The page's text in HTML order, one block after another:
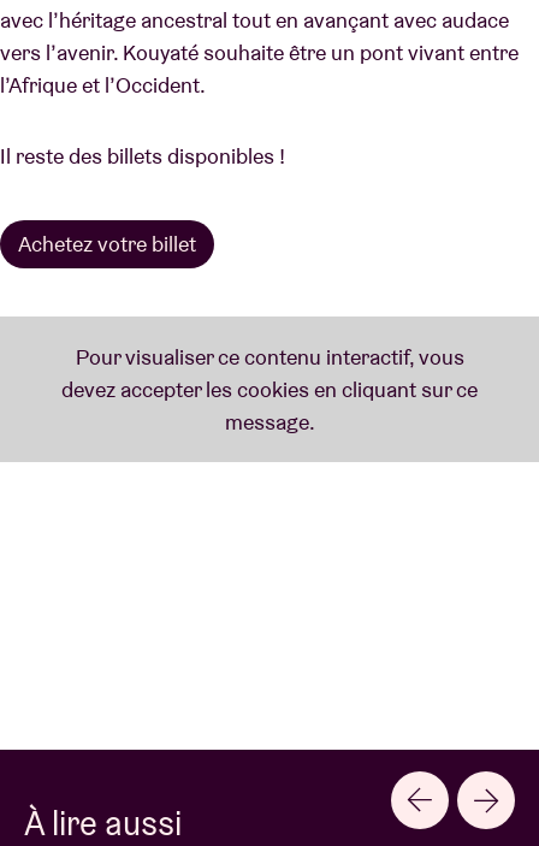
avec l’héritage ancestral tout en avançant avec audace
vers l’avenir. Kouyaté souhaite être un pont vivant entre
l’Afrique et l’Occident.
Il reste des billets disponibles !
Achetez votre billet
À lire aussi